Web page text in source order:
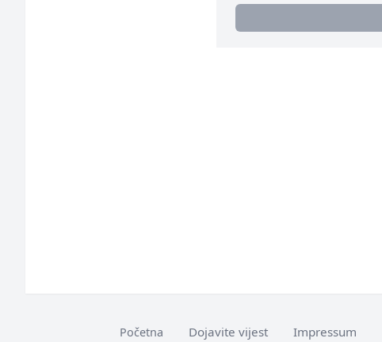
Početna Dojavite vijest Impressum